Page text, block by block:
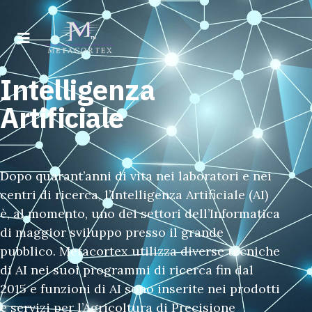
Intelligenza
Artificiale
Dopo quarant’anni di vita nei laboratori e nei
centri di ricerca, l’Intelligenza Artificiale (AI)
è, al momento, uno dei settori dell’Informatica
di maggior sviluppo presso il grande
pubblico. Metacortex utilizza diverse tecniche
di AI nei suoi programmi di ricerca fin dal
2015 e funzioni di AI sono inserite nei prodotti
e servizi per l’Agricoltura di Precisione